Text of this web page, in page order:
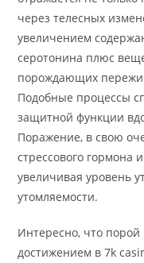
через телесных
увеличением
серотонина плюс
порождающих
Подобные процессы
защитной функции
Поражение, в свою
стрессового гормона
увеличивая уровень
утомляемости.
Интересно, что
достижением в 7k